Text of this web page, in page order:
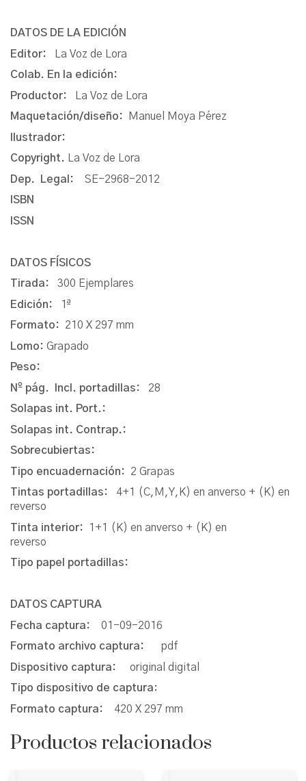
DATOS DE LA EDICIÓN
Editor:
La Voz de Lora
Colab. En la edición:
Productor:
La Voz de Lora
Maquetación/diseño:
Manuel Moya Pérez
Ilustrador:
Copyright. La Voz de Lora
Dep. Legal: SE-2968-2012
ISBN
ISSN
DATOS FÍSICOS
Tirada: 300 Ejemplares
Edición:
1ª
Formato: 210 X 297 mm
Lomo: Grapado
Peso:
Nº pág. Incl. portadillas: 28
Solapas int. Port.:
Solapas int. Contrap.:
Sobrecubiertas:
Tipo encuadernación: 2 Grapas
Tintas portadillas: 4+1 (C,M,Y,K) en anverso + (K) en
reverso
Tinta interior:
1+1 (K) en anverso + (K) en
reverso
Tipo papel portadillas:
DATOS CAPTURA
Fecha captura: 01-09-2016
Formato archivo captura: pdf
Dispositivo captura: original digital
Tipo dispositivo de captura:
Formato captura: 420 X 297 mm
Productos relacionados